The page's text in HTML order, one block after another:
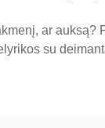
ar auksą?
su